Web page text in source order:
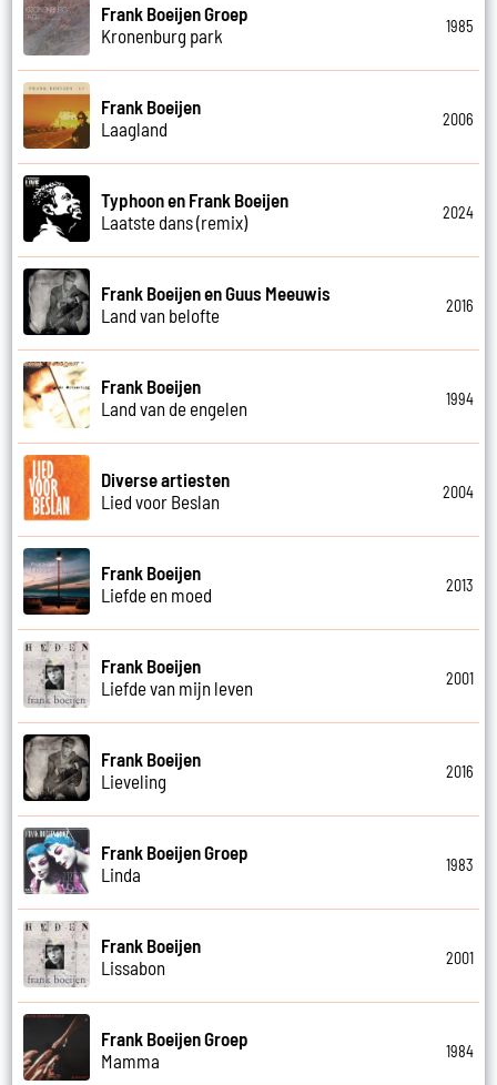
Frank Boeijen Groep
Kronenburg park
1985
Frank Boeijen
Laagland
2006
Typhoon en Frank Boeijen
Laatste dans (remix)
2024
Frank Boeijen en Guus Meeuwis
Land van belofte
2016
Frank Boeijen
Land van de engelen
1994
Diverse artiesten
Lied voor Beslan
2004
Frank Boeijen
Liefde en moed
2013
Frank Boeijen
Liefde van mijn leven
2001
Frank Boeijen
Lieveling
2016
Frank Boeijen Groep
Linda
1983
Frank Boeijen
Lissabon
2001
Frank Boeijen Groep
Mamma
1984